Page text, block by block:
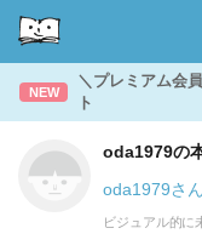
NEW
＼プレミアム会
ト
oda1979の
oda1979さん
ビジュアル的に